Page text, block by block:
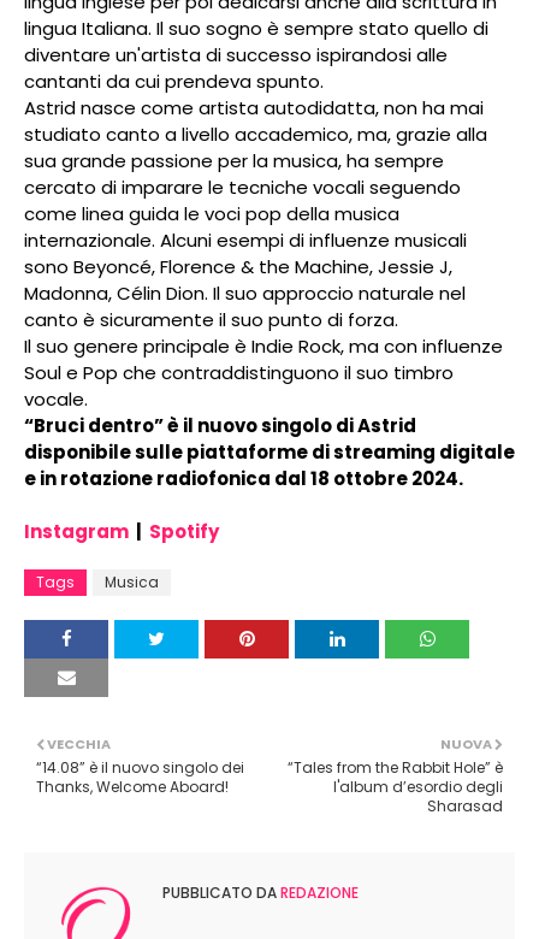
lingua Italiana. Il suo sogno è sempre stato quello di
diventare un'artista di successo ispirandosi alle
cantanti da cui prendeva spunto.
Astrid nasce come artista autodidatta, non ha mai
studiato canto a livello accademico, ma, grazie alla
sua grande passione per la musica, ha sempre
cercato di imparare le tecniche vocali seguendo
come linea guida le voci pop della musica
internazionale. Alcuni esempi di influenze musicali
sono Beyoncé, Florence & the Machine, Jessie J,
Madonna, Célin Dion. Il suo approccio naturale nel
canto è sicuramente il suo punto di forza.
Il suo genere principale è Indie Rock, ma con influenze
Soul e Pop che contraddistinguono il suo timbro
vocale.
“Bruci dentro” è il nuovo singolo di Astrid
disponibile sulle piattaforme di streaming digitale
e in rotazione radiofonica dal 18 ottobre 2024.
Instagram Spotify
Tags Musica
NUOVA
“Tales from the Rabbit Hole” è
l'album d’esordio degli
Sharasad
VECCHIA
“14.08” è il nuovo singolo dei
Thanks, Welcome Aboard!
PUBBLICATO DAREDAZIONE